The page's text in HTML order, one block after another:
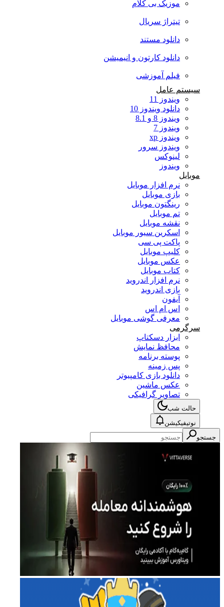
موزیک بی کلام
تیتراژ سریال
دانلود مستند
دانلود کارتون و انیمیشن
فیلم آموزشی
سیستم عامل
ویندوز 11
دانلود ویندوز 10
ویندوز 8 و 8.1
ویندوز 7
ویندوز xp
ویندوز سرور
لینوکس
ویندوز
موبایل
نرم افزار موبایل
بازی موبایل
رینگتون موبایل
تم موبایل
نقشه موبایل
اسکرین سیور موبایل
پاکت پی سی
کلیپ موبایل
عکس موبایل
کتاب موبایل
نرم افزار اندروید
بازی اندروید
آیفون
اس ام اس
معرفی گوشی موبایل
سرگرمی
ابزار دسکتاپ
محافظ نمایش
پوسته برنامه
پس زمینه
دانلود بازی کامپیوتر
عکس ماشین
تصاویر گرافیکی
حالت شب
نوتیفیکیشن
جستجو